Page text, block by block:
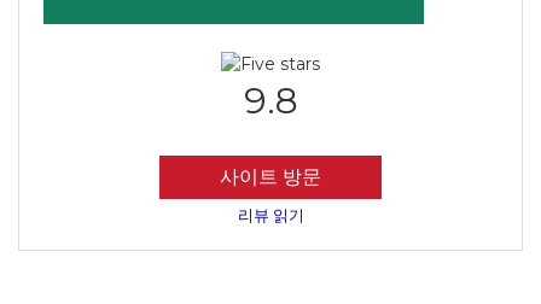
9.8
사이트 방문
리뷰 읽기